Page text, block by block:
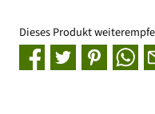
Dieses Produkt